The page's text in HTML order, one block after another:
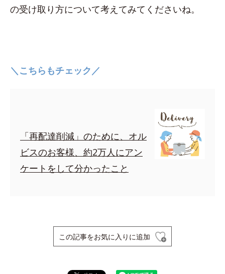
の受け取り方について考えてみてくださいね。
＼こちらもチェック／
「再配達削減」のために、オル
ビスのお客様、約2万人にアン
ケートをして分かったこと
この記事をお気に入りに追加